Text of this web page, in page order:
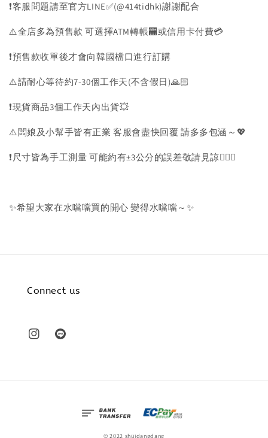
❗️客服問題請至官方LINE✅(@414tidhk)謝謝配合
⚠️全店多為預售款 可選擇ATM轉帳🏧或信用卡付費💳
❗️預售款收單後才會向韓國檔口進行訂購
⚠️請耐心等待約7-30個工作天(不含假日)🙏🏻
❗️現貨商品3個工作天內出貨💥
⚠️闆娘及小幫手皆有正業 客服會盡快回覆 請多多包涵～💖
❗️尺寸皆為手工測量 可能約有±3公分的誤差敬請見諒🙇🏻‍♀️
✨希望大家在水噹噹買的開心 變得水噹噹～✨
Connect us
© 2022 shüidangdang